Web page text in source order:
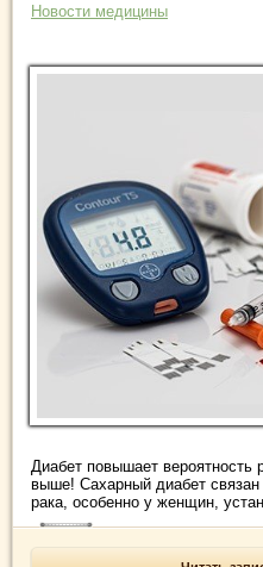
Новости медицины
Диабет повышает вероятность
выше! Сахарный диабет
рака, особенно у женщин,